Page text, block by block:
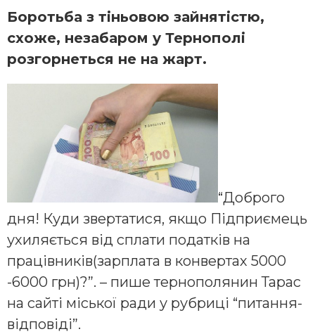
Боротьба з тіньовою зайнятістю,
схоже, незабаром у Тернополі
розгорнеться не на жарт.
“Доброго
дня! Куди звертатися, якщо Підприємець
ухиляється від сплати податків на
працівників(зарплата в конвертах 5000
-6000 грн)?”. – пише тернополянин Тарас
на сайті міської ради у рубриці “питання-
відповіді”.